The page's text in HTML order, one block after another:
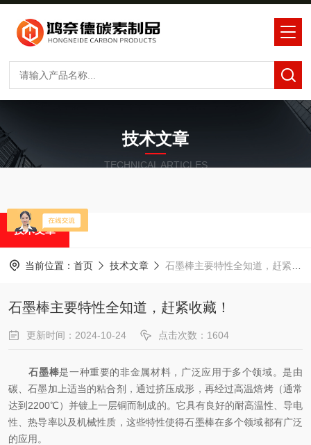
技术文章
TECHNICAL ARTICLES
技术文章
当前位置： 首页 技术文章 石墨棒主要特性全知道，赶紧收藏！
石墨棒主要特性全知道，赶紧收藏！
更新时间：2024-10-24 点击次数：1604
石墨棒是一种重要的非金属材料，广泛应用于多个领域。是由
碳、石墨加上适当的粘合剂，通过挤压成形，再经过高温焙烤（通常
达到2200℃）并镀上一层铜而制成的。它具有良好的耐高温性、导电
性、热导率以及机械性质，这些特性使得石墨棒在多个领域都有广泛
的应用。